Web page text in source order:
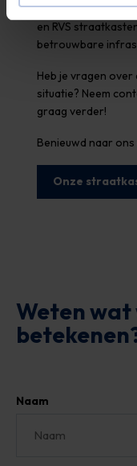
BijBuitenkast.nl
en RVS
betrouwbare
Heb je vragen
situatie? Neem
graag verder!
Benieuwd naar
Onze
Weten wat
Naam